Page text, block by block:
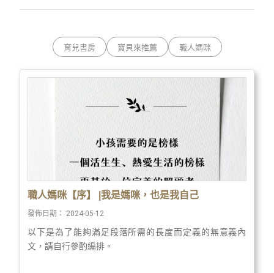
育兒書房 寶貝來推薦 職人媽咪
職人媽咪【序】 |我是媽咪，也是我自己
發佈日期： 2024-05-12
以下是為了能夠滿足段落所需的長度而定義的無意義內
文，請自行參酌編排。